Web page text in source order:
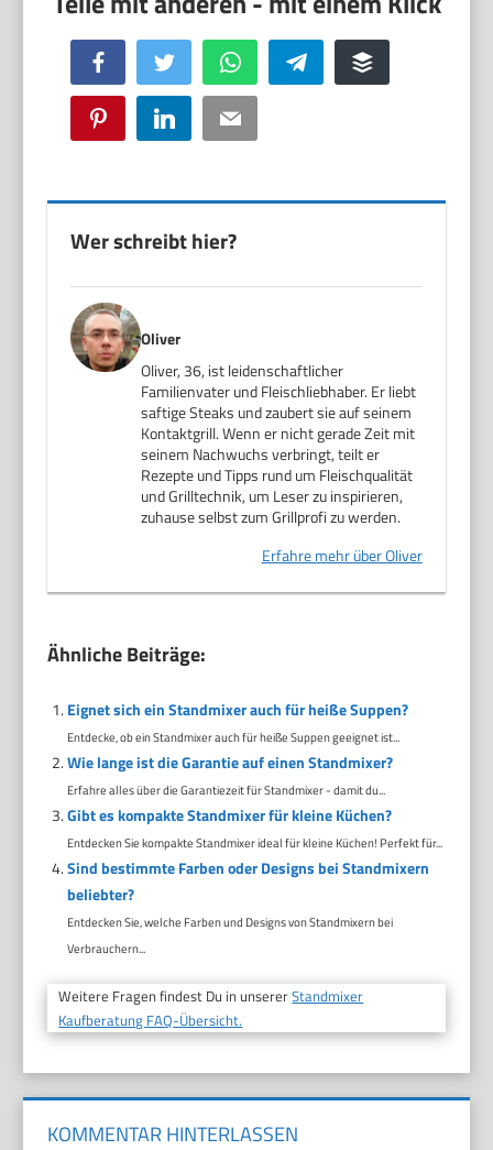
Facebook Twitter WhatsApp Telegram Buffer
Pinterest LinkedIn Email
Wer schreibt hier?
Oliver
Oliver, 36, ist leidenschaftlicher
Familienvater und Fleischliebhaber. Er liebt
saftige Steaks und zaubert sie auf seinem
Kontaktgrill. Wenn er nicht gerade Zeit mit
seinem Nachwuchs verbringt, teilt er
Rezepte und Tipps rund um Fleischqualität
und Grilltechnik, um Leser zu inspirieren,
zuhause selbst zum Grillprofi zu werden.
Erfahre mehr über Oliver
Ähnliche Beiträge:
Eignet sich ein Standmixer auch für heiße Suppen?
Entdecke, ob ein Standmixer auch für heiße Suppen geeignet ist...
Wie lange ist die Garantie auf einen Standmixer?
Erfahre alles über die Garantiezeit für Standmixer - damit du...
Gibt es kompakte Standmixer für kleine Küchen?
Entdecken Sie kompakte Standmixer ideal für kleine Küchen! Perfekt für...
Sind bestimmte Farben oder Designs bei Standmixern
beliebter?
Entdecken Sie, welche Farben und Designs von Standmixern bei
Verbrauchern...
Weitere Fragen findest Du in unsererStandmixer
Kaufberatung FAQ-Übersicht.
KOMMENTAR HINTERLASSEN